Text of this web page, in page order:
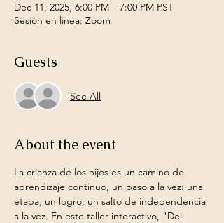
Dec 11, 2025, 6:00 PM – 7:00 PM PST
Sesión en linea: Zoom
Guests
See All
About the event
La crianza de los hijos es un camino de
aprendizaje continuo, un paso a la vez: una
etapa, un logro, un salto de independencia
a la vez. En este taller interactivo, "Del